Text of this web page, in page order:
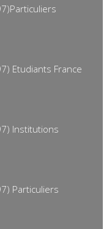
Etudiants France
Institutions
Particuliers